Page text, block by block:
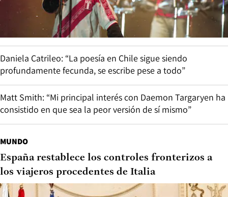
Daniela Catrileo: “La poesía en Chile sigue siendo
profundamente fecunda, se escribe pese a todo”
Matt Smith: “Mi principal interés con Daemon Targaryen ha
consistido en que sea la peor versión de sí mismo”
MUNDO
España restablece los controles fronterizos a
los viajeros procedentes de Italia